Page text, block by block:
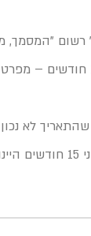
2021 – כלומר מלפני 15